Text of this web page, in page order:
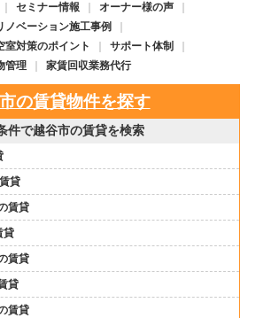
セミナー情報
オーナー様の声
ノベーション施工事例
室対策のポイント
サポート体制
管理 家賃回収業務代行
の賃貸物件を探す
件で越谷市の賃貸を検索
貸
賃貸
貸
賃貸
貸
賃貸